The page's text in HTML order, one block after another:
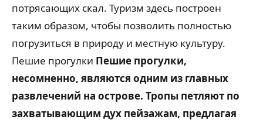
потрясающих скал. Туризм здесь построен
таким образом, чтобы позволить полностью
погрузиться в природу и местную культуру.
Пешие прогулки Пешие прогулки,
несомненно, являются одним из главных
развлечений на острове. Тропы петляют по
захватывающим дух пейзажам, предлагая